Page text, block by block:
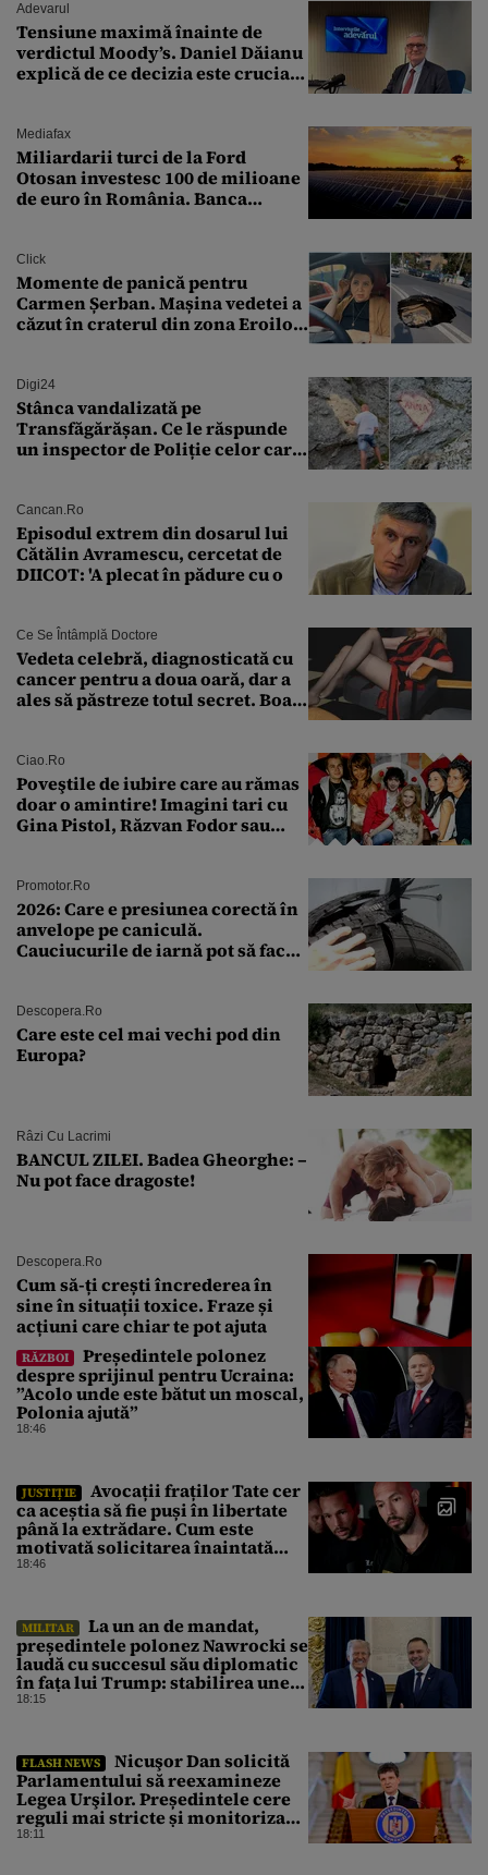
Adevarul
Tensiune maximă înainte de
verdictul Moody’s. Daniel Dăianu
explică de ce decizia este crucială
Mediafax
Miliardarii turci de la Ford
Otosan investesc 100 de milioane
de euro în România. Banca
Click
Momente de panică pentru
Carmen Șerban. Mașina vedetei a
căzut în craterul din zona Eroilor:
Digi24
Stânca vandalizată pe
Transfăgărășan. Ce le răspunde
un inspector de Poliție celor care
Cancan.ro
Episodul extrem din dosarul lui
Cătălin Avramescu, cercetat de
DIICOT: 'A plecat în pădure cu o
Ce Se Întâmplă Doctore
Vedeta celebră, diagnosticată cu
cancer pentru a doua oară, dar a
ales să păstreze totul secret. Boala
Ciao.ro
Poveştile de iubire care au rămas
doar o amintire! Imagini tari cu
Gina Pistol, Răzvan Fodor sau
Promotor.ro
2026: Care e presiunea corectă în
anvelope pe caniculă.
Cauciucurile de iarnă pot să facă
Descopera.ro
Care este cel mai vechi pod din
Europa?
Râzi Cu Lacrimi
BANCUL ZILEI. Badea Gheorghe: –
Nu pot face dragoste!
Descopera.ro
Cum să-ți crești încrederea în
sine în situații toxice. Fraze și
acțiuni care chiar te pot ajuta
RĂZBOI
Președintele polonez
despre sprijinul pentru Ucraina:
”Acolo unde este bătut un moscal,
Polonia ajută”
18:46
JUSTIȚIE
Avocații fraților Tate cer
ca aceștia să fie puși în libertate
până la extrădare. Cum este
motivată solicitarea înaintată
instanței
18:46
MILITAR
La un an de mandat,
președintele polonez Nawrocki se
laudă cu succesul său diplomatic
în fața lui Trump: stabilirea unei
prezențe americane permanente
18:15
FLASH NEWS
Nicuşor Dan solicită
Parlamentului să reexamineze
Legea Urşilor. Președintele cere
reguli mai stricte și monitorizare
în timp real
18:11